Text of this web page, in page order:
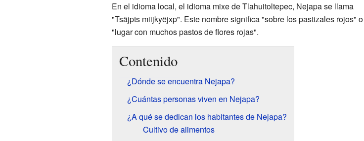
En el idioma local, el idioma mixe de Tlahuitoltepec, Nejapa se llama
"Tsäjpts miijkyëjxp". Este nombre significa "sobre los pastizales rojos" o
"lugar con muchos pastos de flores rojas".
Contenido
¿Dónde se encuentra Nejapa?
¿Cuántas personas viven en Nejapa?
¿A qué se dedican los habitantes de Nejapa?
Cultivo de alimentos